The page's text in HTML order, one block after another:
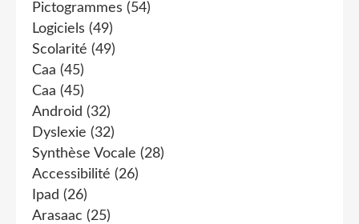
Pictogrammes (54)
Logiciels (49)
Scolarité (49)
Caa (45)
Caa (45)
Android (32)
Dyslexie (32)
Synthèse Vocale (28)
Accessibilité (26)
Ipad (26)
Arasaac (25)